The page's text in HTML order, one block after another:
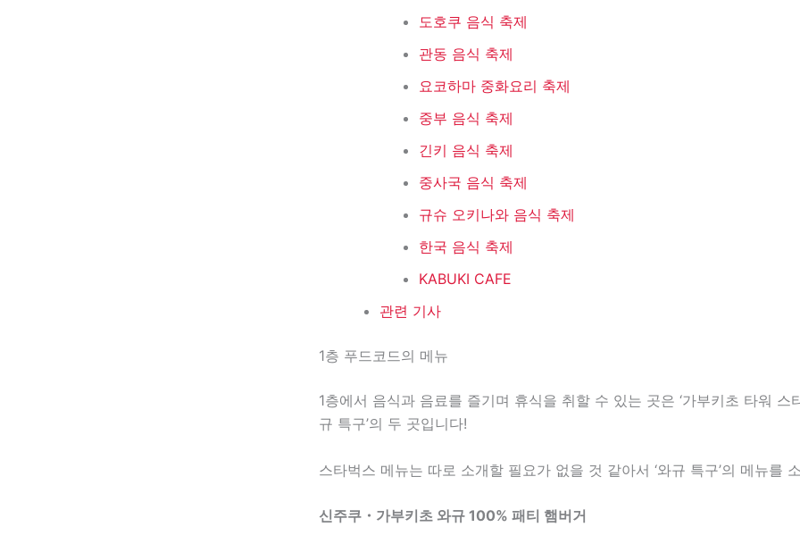
도호쿠 음식 축제
관동 음식 축제
요코하마 중화요리 축제
중부 음식 축제
긴키 음식 축제
중사국 음식 축제
규슈 오키나와 음식 축제
한국 음식 축제
KABUKI CAFE
관련 기사
1층 푸드코드의 메뉴
1층에서 음식과 음료를 즐기며 휴식을 취할 수 있는 곳은 ‘가부키초 타워 스
규 특구’의 두 곳입니다!
스타벅스 메뉴는 따로 소개할 필요가 없을 것 같아서 ‘와규 특구’의 메뉴를
신주쿠・가부키초 와규 100% 패티 햄버거